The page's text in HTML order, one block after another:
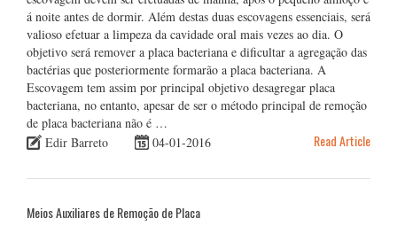
á noite antes de dormir. Além destas duas escovagens essenciais, será
valioso efetuar a limpeza da cavidade oral mais vezes ao dia. O
objetivo será remover a placa bacteriana e dificultar a agregação das
bactérias que posteriormente formarão a placa bacteriana. A
Escovagem tem assim por principal objetivo desagregar placa
bacteriana, no entanto, apesar de ser o método principal de remoção
de placa bacteriana não é …
Edir Barreto
04-01-2016 Read Article
Meios Auxiliares de Remoção de Placa